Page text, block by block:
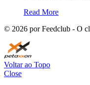
Read More
© 2026 por Feedclub - O
Voltar ao Topo
Close